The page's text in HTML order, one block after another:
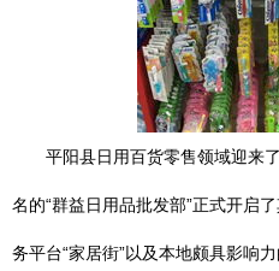
平阳县日用百货零售领域迎来
名的“群益日用品批发部”正式开启
务平台“家居街”以及本地颇具影响